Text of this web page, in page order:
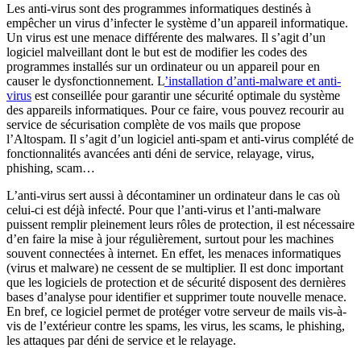
Les anti-virus sont des programmes informatiques destinés à
empêcher un virus d’infecter le système d’un appareil informatique.
Un virus est une menace différente des malwares. Il s’agit d’un
logiciel malveillant dont le but est de modifier les codes des
programmes installés sur un ordinateur ou un appareil pour en
causer le dysfonctionnement. L’installation d’anti-malware et anti-
virus est conseillée pour garantir une sécurité optimale du système
des appareils informatiques. Pour ce faire, vous pouvez recourir au
service de sécurisation complète de vos mails que propose
l’Altospam. Il s’agit d’un logiciel anti-spam et anti-virus complété de
fonctionnalités avancées anti déni de service, relayage, virus,
phishing, scam…
L’anti-virus sert aussi à décontaminer un ordinateur dans le cas où
celui-ci est déjà infecté. Pour que l’anti-virus et l’anti-malware
puissent remplir pleinement leurs rôles de protection, il est nécessaire
d’en faire la mise à jour régulièrement, surtout pour les machines
souvent connectées à internet. En effet, les menaces informatiques
(virus et malware) ne cessent de se multiplier. Il est donc important
que les logiciels de protection et de sécurité disposent des dernières
bases d’analyse pour identifier et supprimer toute nouvelle menace.
En bref, ce logiciel permet de protéger votre serveur de mails vis-à-
vis de l’extérieur contre les spams, les virus, les scams, le phishing,
les attaques par déni de service et le relayage.